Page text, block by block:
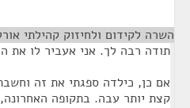
השרה לקידום ולחיזוק קהילתי
תודה רבה לך. אני אעביר לו את
אם כן, כילדה ספגתי את זה
קצת יותר עבה. בתקופה